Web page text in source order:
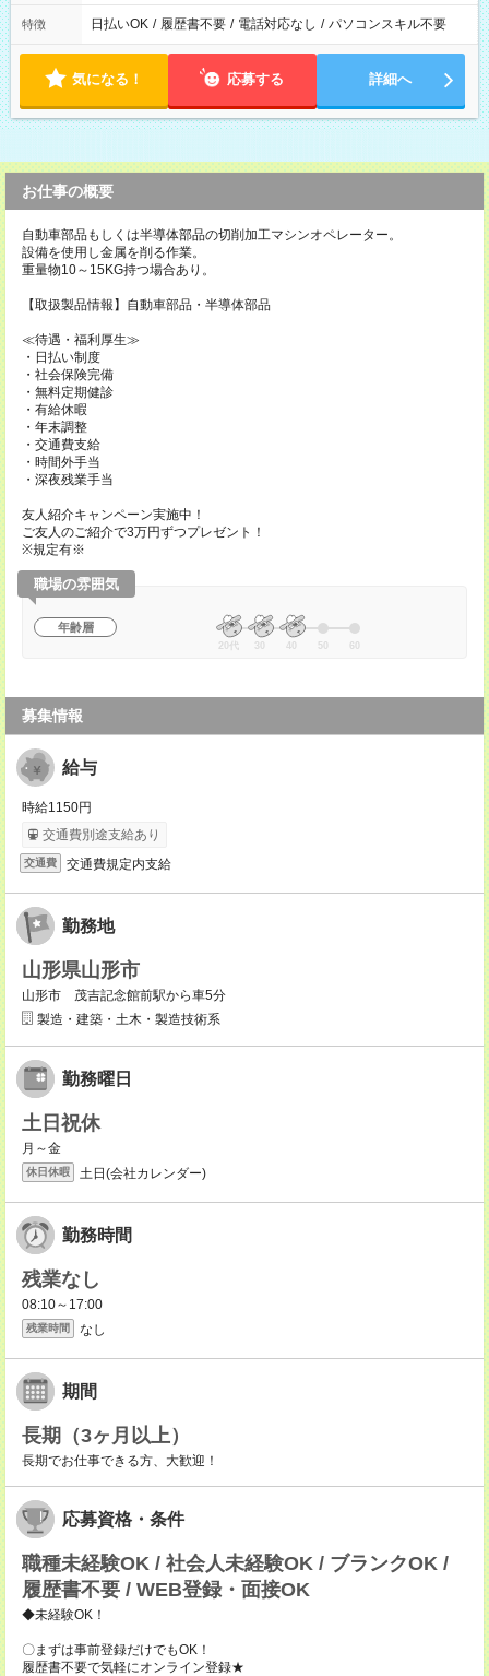
特徴 日払いOK / 履歴書不要 / 電話対応なし / パソコンスキル不要
気になる！ 応募する 詳細へ
お仕事の概要
自動車部品もしくは半導体部品の切削加工マシンオペレーター。
設備を使用し金属を削る作業。
重量物10～15KG持つ場合あり。
【取扱製品情報】自動車部品・半導体部品
≪待遇・福利厚生≫
・日払い制度
・社会保険完備
・無料定期健診
・有給休暇
・年末調整
・交通費支給
・時間外手当
・深夜残業手当
友人紹介キャンペーン実施中！
ご友人のご紹介で3万円ずつプレゼント！
※規定有※
職場の雰囲気
年齢層
20代 30 40 50 60
募集情報
給与
時給1150円
交通費別途支給あり
交通費 交通費規定内支給
勤務地
山形県山形市
山形市 茂吉記念館前駅から車5分
製造・建築・土木・製造技術系
勤務曜日
土日祝休
月～金
休日休暇 土日(会社カレンダー)
勤務時間
残業なし
08:10～17:00
残業時間 なし
期間
長期（3ヶ月以上）
長期でお仕事できる方、大歓迎！
応募資格・条件
職種未経験OK / 社会人未経験OK / ブランクOK /
履歴書不要 / WEB登録・面接OK
◆未経験OK！
〇まずは事前登録だけでもOK！
履歴書不要で気軽にオンライン登録★